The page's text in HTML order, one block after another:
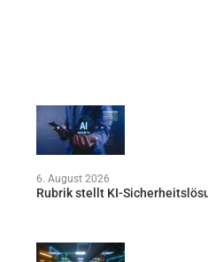
6. August 2026
Rubrik stellt KI-